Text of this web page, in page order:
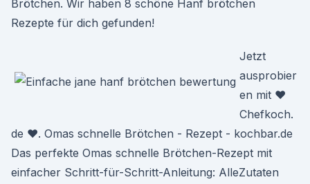
Brötchen. Wir haben 8 schöne Hanf brötchen
Rezepte für dich gefunden!
Jetzt
ausprobier
en mit ♥
Chefkoch.
de ♥. Omas schnelle Brötchen - Rezept - kochbar.de
Das perfekte Omas schnelle Brötchen-Rezept mit
einfacher Schritt-für-Schritt-Anleitung: AlleZutaten